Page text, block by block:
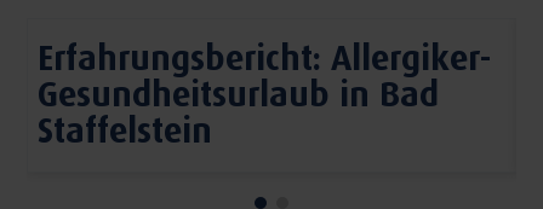
Erfahrungsbericht: Allergiker-
Gesundheitsurlaub in Bad
Staffelstein